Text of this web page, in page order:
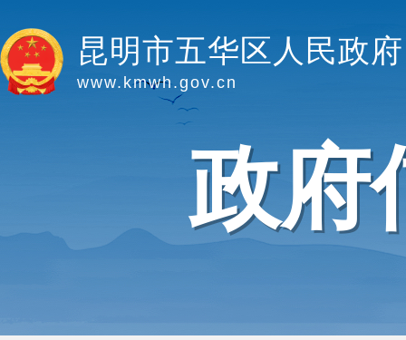
昆明市五华区人民政府
www.kmwh.gov.cn
政府